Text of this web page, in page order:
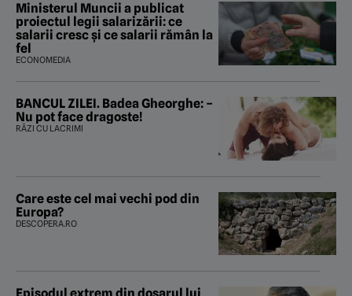
Ministerul Muncii a publicat
proiectul legii salarizării: ce
salarii cresc și ce salarii rămân la
fel
ECONOMEDIA
BANCUL ZILEI. Badea Gheorghe: –
Nu pot face dragoste!
RÂZI CU LACRIMI
Care este cel mai vechi pod din
Europa?
DESCOPERA.RO